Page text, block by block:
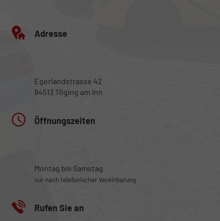
Adresse
Egerlandstrasse 42
84513 Töging am Inn
Öffnungszeiten
Montag bis Samstag
nur nach telefonischer Vereinbarung
Rufen Sie an